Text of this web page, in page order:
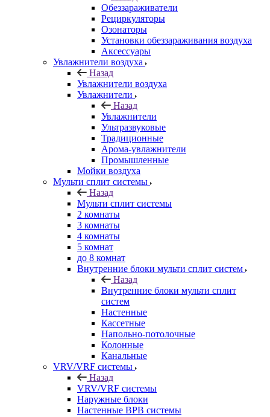
Обеззараживатели
Рециркуляторы
Озонаторы
Установки обеззараживания воздуха
Аксессуары
Увлажнители воздуха
Назад
Увлажнители воздуха
Увлажнители
Назад
Увлажнители
Ультразвуковые
Традиционные
Арома-увлажнители
Промышленные
Мойки воздуха
Мульти сплит системы
Назад
Мульти сплит системы
2 комнаты
3 комнаты
4 комнаты
5 комнат
до 8 комнат
Внутренние блоки мульти сплит систем
Назад
Внутренние блоки мульти сплит
систем
Настенные
Кассетные
Напольно-потолочные
Колонные
Канальные
VRV/VRF системы
Назад
VRV/VRF системы
Наружные блоки
Настенные ВРВ системы